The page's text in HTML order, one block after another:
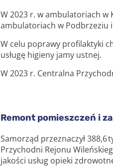
W 2023 r. w ambulatoriach w
ambulatoriach w Podbrzeziu
W celu poprawy profilaktyki
usługę higieny jamy ustnej.
W 2023 r. Centralna
Remont pomieszczeń i
Samorząd przeznaczył
Przychodni Rejonu
jakości usług opieki